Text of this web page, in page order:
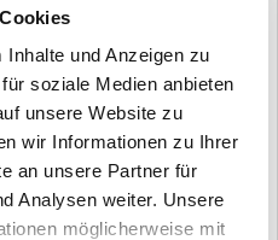
und Anzeigen zu
soziale Medien anbieten
unsere Website zu
wir Informationen zu Ihrer
an unsere Partner für
Analysen weiter. Unsere
möglicherweise mit
wird gemäß Ihrer
Anfertigung vom
/ der Rückgabe
Bestellwert